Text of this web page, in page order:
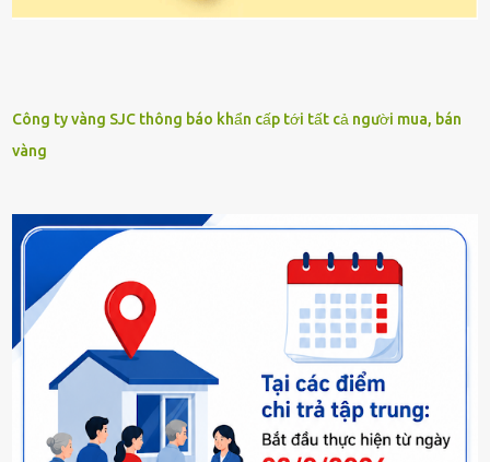
Công ty vàng SJC thông báo khẩn cấp tới tất cả người mua, bán
vàng